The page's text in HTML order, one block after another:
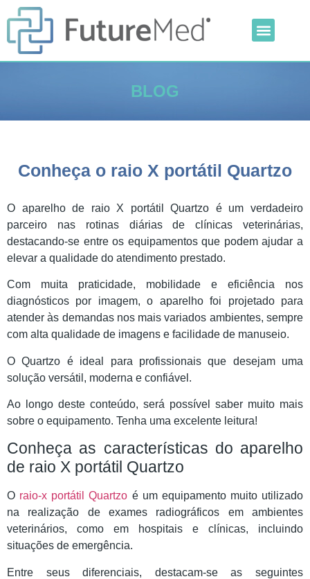
BLOG
Conheça o raio X portátil Quartzo
O aparelho de raio X portátil Quartzo é um verdadeiro
parceiro nas rotinas diárias de clínicas veterinárias,
destacando-se entre os equipamentos que podem ajudar a
elevar a qualidade do atendimento prestado.
Com muita praticidade, mobilidade e eficiência nos
diagnósticos por imagem, o aparelho foi projetado para
atender às demandas nos mais variados ambientes, sempre
com alta qualidade de imagens e facilidade de manuseio.
O Quartzo é ideal para profissionais que desejam uma
solução versátil, moderna e confiável.
Ao longo deste conteúdo, será possível saber muito mais
sobre o equipamento. Tenha uma excelente leitura!
Conheça as características do aparelho
de raio X portátil Quartzo
O raio-x portátil Quartzo é um equipamento muito utilizado
na realização de exames radiográficos em ambientes
veterinários, como em hospitais e clínicas, incluindo
situações de emergência.
Entre seus diferenciais, destacam-se as seguintes